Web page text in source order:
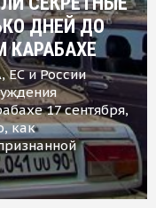
ДНЕЙ ДО
КАРАБАХЕ
и России
17 сентября,
как